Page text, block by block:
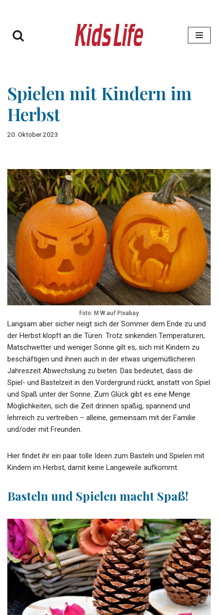
Inhalt
Spielen mit Kindern im
Herbst
20. Oktober 2023
Foto: M W auf Pixabay
Langsam aber sicher neigt sich der Sommer dem Ende zu und
der Herbst klopft an die Türen. Trotz sinkenden Temperaturen,
Matschwetter und weniger Sonne gilt es, sich mit Kindern zu
beschäftigen und ihnen auch in der etwas ungemütlicheren
Jahreszeit Abwechslung zu bieten. Das bedeutet, dass die
Spiel- und Bastelzeit in den Vordergrund rückt, anstatt von Spiel
und Spaß unter der Sonne. Zum Glück gibt es eine Menge
Möglichkeiten, sich die Zeit drinnen spaßig, spannend und
lehrreich zu vertreiben – alleine, gemeinsam mit der Familie
und/oder mit Freunden.
Hier findet ihr ein paar tolle Ideen zum Basteln und Spielen mit
Kindern im Herbst, damit keine Langeweile aufkommt.
Basteln und Spielen macht Spaß!